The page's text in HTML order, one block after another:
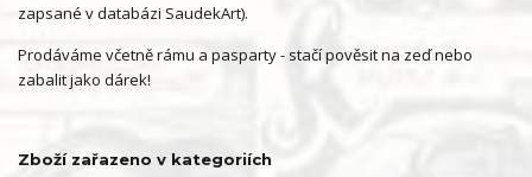
zapsané v databázi SaudekArt).
Prodáváme včetně rámu a pasparty - stačí pověsit na zeď nebo
zabalit jako dárek!
Zboží zařazeno v kategoriích